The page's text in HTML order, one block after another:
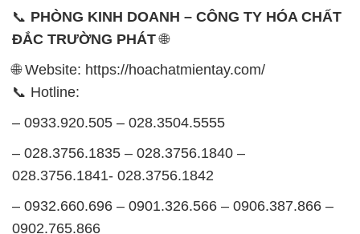
📞 PHÒNG KINH DOANH – CÔNG TY HÓA CHẤT
ĐẮC TRƯỜNG PHÁT🌐
🌐 Website: https://hoachatmientay.com/
📞 Hotline:
– 0933.920.505 – 028.3504.5555
– 028.3756.1835 – 028.3756.1840 –
028.3756.1841- 028.3756.1842
– 0932.660.696 – 0901.326.566 – 0906.387.866 –
0902.765.866